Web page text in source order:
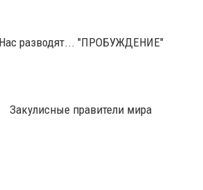
Нас разводят... "ПРОБУЖДЕНИЕ"
Закулисные правители мира